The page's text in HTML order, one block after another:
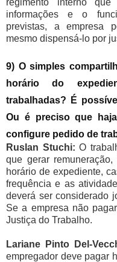
informações e o
previstas, a empresa
mesmo dispensá-lo por
9) O simples
horário do
trabalhadas? É
Ou é preciso que
configure pedido de
Ruslan Stuchi: O
que gerar
horário de expediente,
frequência e as
deverá ser considerado
Se a empresa não
Justiça do Trabalho.
Lariane Pinto Del-
empregador deve pagar